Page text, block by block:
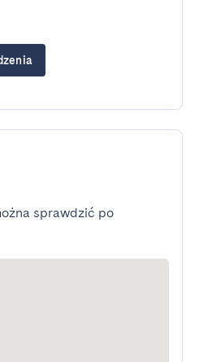
sprawdzić po